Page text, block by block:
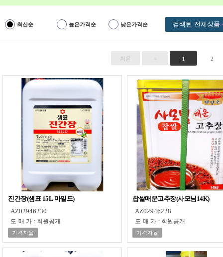
최신순 높은가격순 낮은가격순 검색된 전체상품
처음 < 1 2
진간장(샘표 15L 마일드)
AZ02946230
도매가 : 회원공개
가격자율
찹쌀매운고추장(사모님14K)
AZ02946228
도매가 : 회원공개
가격자율